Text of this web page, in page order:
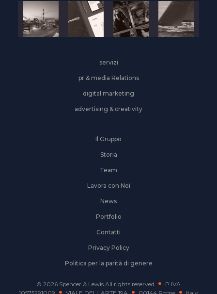
servizi
pr & media Relations
digital marketing
advertising & creativity
Il Gruppo
Storia
Team
Lavora con Noi
News
Portfolio
Contatti
Privacy Policy
Politica per la parità di genere
© 2026 Spencer & Lewis All rights reserved.
P.IVA